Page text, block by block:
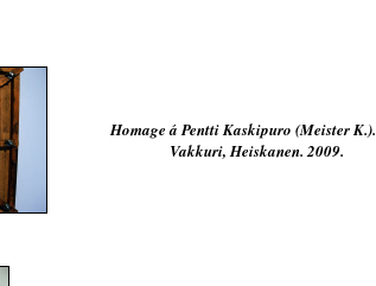
Homage á Pentti Kaskipuro (Meister
Vakkuri, Heiskanen. 2009.